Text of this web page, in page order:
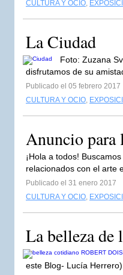
CULTURA Y OCIO,
La Ciudad
Foto: Zuzana
disfrutamos de su
Publicado el 05 febrero 2017
CULTURA Y OCIO,
Anuncio para
¡Hola a todos!
relacionados con el arte
Publicado el 31 enero 2017
CULTURA Y OCIO,
La belleza
este Blog- Lucía